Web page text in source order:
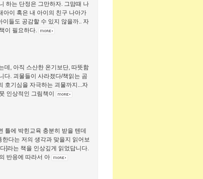
하는 단정은 그만하자. 그맘때 나
아이 혹은 내 아이의 친구 나아가
들도 공감할 수 있지 않을까.. 자
이 필요하다.
데, 아직 스산한 온기보단, 따뜻함
다. 괴물들이 사라졌다/책읽는 곰
호기심을 자극하는 괴물까지...자
인상적인 그림책이
틀에 박힌교육 충분히 받을 텐데
다는 저의 생각과 맞을지 읽어보
]라는 책을 인상깊게 읽었답니다.
반응에 따라서 아